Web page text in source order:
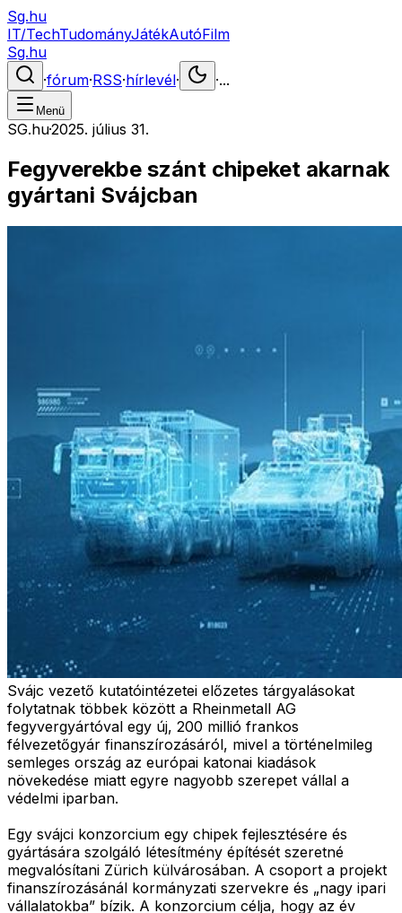
Sg.hu
IT/TechTudományJátékAutóFilm
Sg.hu
·fórum·RSS·hírlevél· ·...
Menü
SG.hu·2025. július 31.
Fegyverekbe szánt chipeket akarnak
gyártani Svájcban
Svájc vezető kutatóintézetei előzetes tárgyalásokat
folytatnak többek között a Rheinmetall AG
fegyvergyártóval egy új, 200 millió frankos
félvezetőgyár finanszírozásáról, mivel a történelmileg
semleges ország az európai katonai kiadások
növekedése miatt egyre nagyobb szerepet vállal a
védelmi iparban.
Egy svájci konzorcium egy chipek fejlesztésére és
gyártására szolgáló létesítmény építését szeretné
megvalósítani Zürich külvárosában. A csoport a projekt
finanszírozásánál kormányzati szervekre és „nagy ipari
vállalatokba” bízik. A konzorcium célja, hogy az év